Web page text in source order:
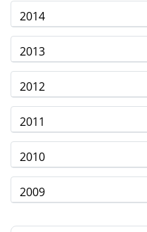
2014
2013
2012
2011
2010
2009